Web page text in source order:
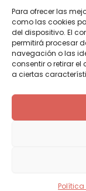
Para ofrecer las
como las cookies
del dispositivo. El
permitirá procesar
navegación o las
consentir o retirar
a ciertas
Política
a